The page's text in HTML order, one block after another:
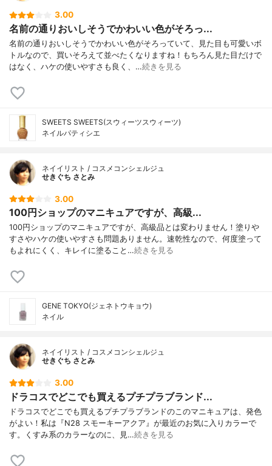
3.00
名前の通りおいしそうでかわいい色がそろっ...
名前の通りおいしそうでかわいい色がそろっていて、見た目も可愛いボ
トルなので、買いそろえて並べたくなりますね！もちろん見た目だけで
はなく、ハケの使いやすさも良く、…続きを見る
SWEETS SWEETS(スウィーツスウィーツ)
ネイルパティシエ
ネイイリスト / コスメコンシェルジュ
せきぐち さとみ
3.00
100円ショップのマニキュアですが、高級...
100円ショップのマニキュアですが、高級品とは変わりません！塗りや
すさやハケの使いやすさも問題ありません。速乾性なので、何度塗って
もよれにくく、キレイに塗ること…続きを見る
GENE TOKYO(ジェネトウキョウ)
ネイル
ネイイリスト / コスメコンシェルジュ
せきぐち さとみ
3.00
ドラコスでどこでも買えるプチプラブランド...
ドラコスでどこでも買えるプチプラブランドのこのマニキュアは、発色
がよい！私は『N28 スモーキーアクア』が最近のお気に入りカラーで
す。くすみ系のカラーなのに、見…続きを見る